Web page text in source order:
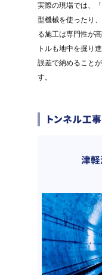
実際の現場では、
型機械を使ったり
る施工は専門性が
トルも地中を掘り
誤差で納めること
す。
トンネル工
津